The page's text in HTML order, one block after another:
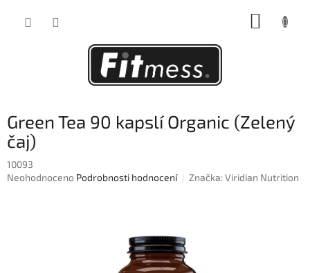
Green Tea 90 kapslí Organic (Zelený
čaj)
10093
Průměrné
Neohodnoceno Podrobnosti hodnocení Značka:Viridian Nutrition